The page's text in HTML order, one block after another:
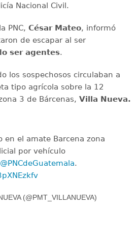
Nacional Civil.
PNC, César Mateo, informó
de escapar al ser
ser agentes.
los sospechosos circulaban a
tipo agrícola sobre la 12
3 de Bárcenas, Villa Nueva.
en el amate Barcena zona
por vehículo
@PNCdeGuatemala.
(@PMT_VILLANUEVA)